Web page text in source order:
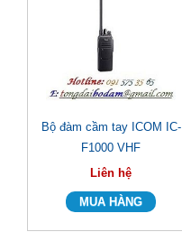
Bộ đàm cầm tay ICOM IC-
F1000 VHF
Liên hệ